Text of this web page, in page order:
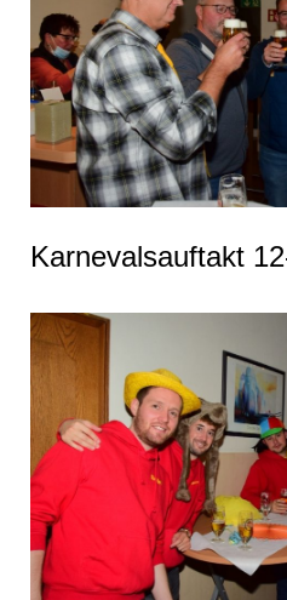
Karnevalsauftakt